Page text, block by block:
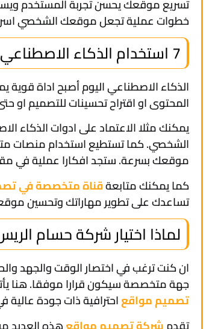
تسريع موقعك يحسن تجربة المستخدم
خطوات عملية تجعل موقعك الشخصي
7 استخدام الذكاء الاصطناعي لتحسين التصميم والمحتوى
الذكاء الاصطناعي اليوم أصبح اداة قوية
المحتوى او اقتراح تحسينات للتصميم
يمكنك مثلا الاعتماد على ادوات الذكاء
الشخصي. كما تستطيع استخدام منصات
موقعك بسرعة. ستجد افكارا عملية في
كما يمكنك متابعةقناة متخصصة في
تساعدك على تطوير مهاراتك وتحسين
لماذا اختيار شركة حسام
ان كنت ترغب في اختصار الوقت والجهد
جهة متخصصة سيكون قرارا موفقا. هنا
تصميم مواقعاحترافية ذات جودة عالية